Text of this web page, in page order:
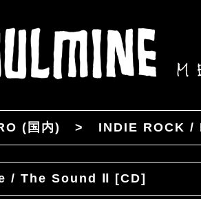
(国内) > INDIE ROCK /
/ The Sound Ⅱ [CD]